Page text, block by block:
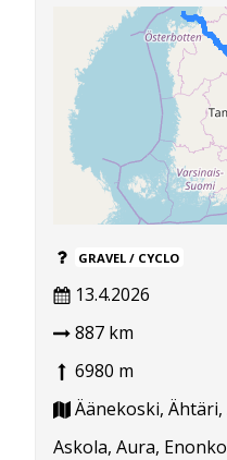
GRAVEL / CYCLO
13.4.2026
887 km
6980 m
Äänekoski, Ähtäri,
Askola, Aura,